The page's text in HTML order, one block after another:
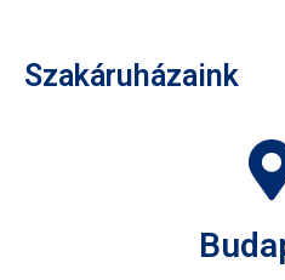
Szakáruházaink